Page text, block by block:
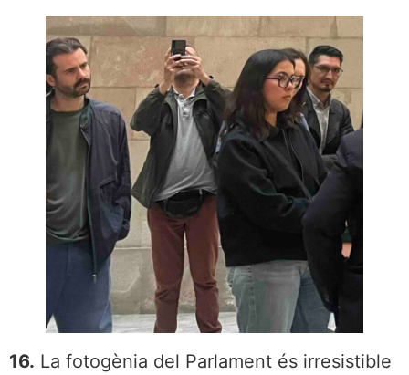
16. La fotogènia del Parlament és irresistible